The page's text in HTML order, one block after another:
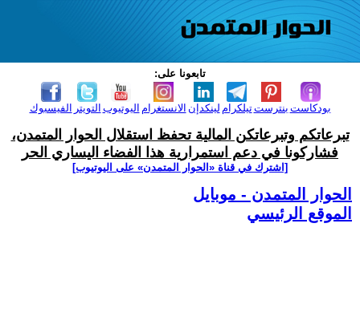
تابعونا على:
الفيسبوك التويتر اليوتيوب الانستغرام لينكدإن تيلكرامبنترست بودكاست
تبرعاتكم وتبرعاتكن المالية تحفظ استقلال الحوار المتمدن،
فشاركونا في دعم استمرارية هذا الفضاء اليساري الحر
[اشترك في قناة ‫«الحوار المتمدن» على اليوتيوب]
الحوار المتمدن - موبايل
الموقع الرئيسي